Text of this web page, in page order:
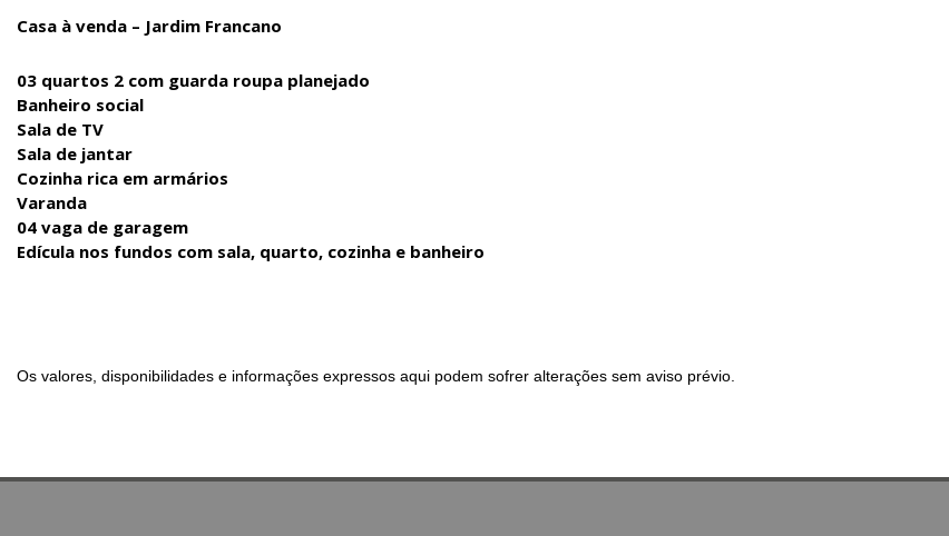
Casa à venda – Jardim Francano
03 quartos 2 com guarda roupa planejado
Banheiro social
Sala de TV
Sala de jantar
Cozinha rica em armários
Varanda
04 vaga de garagem
Edícula nos fundos com sala, quarto, cozinha e banheiro
Os valores, disponibilidades e informações expressos aqui podem sofrer alterações sem aviso prévio.